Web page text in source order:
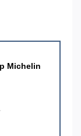
Michelin